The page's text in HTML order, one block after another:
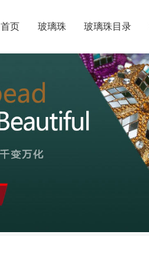
首页 玻璃珠 玻璃珠目录